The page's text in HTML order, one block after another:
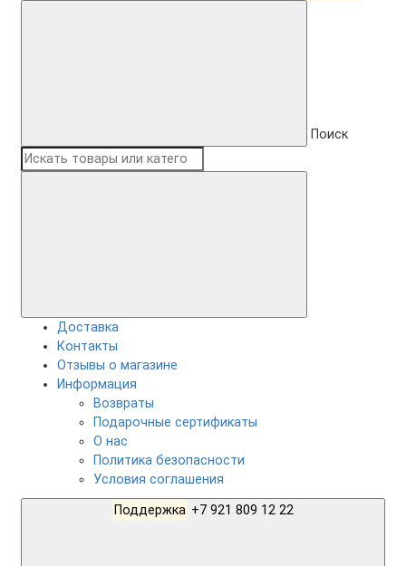
Поиск
Доставка
Контакты
Отзывы о магазине
Информация
Возвраты
Подарочные сертификаты
О нас
Политика безопасности
Условия соглашения
Поддержка